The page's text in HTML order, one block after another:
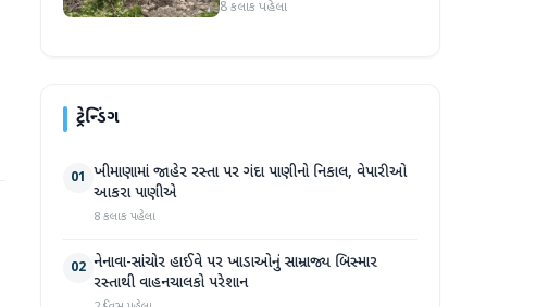
8 કલાક પહેલા
ટ્રેન્ડિંગ
01 ખીમાણામાં જાહેર રસ્તા પર ગંદા પાણીનો નિકાલ, વેપારીઓ
આકરા પાણીએ
8 કલાક પહેલા
02 નેનાવા-સાંચોર હાઈવે પર ખાડાઓનું સામ્રાજ્ય બિસ્માર
રસ્તાથી વાહનચાલકો પરેશાન